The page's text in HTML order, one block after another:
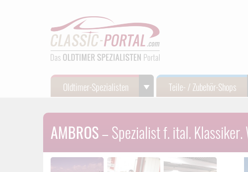
Oldtimer-Spezialisten Teile- / Zubehör-Shops
AMBROS– Spezialist f. ital.